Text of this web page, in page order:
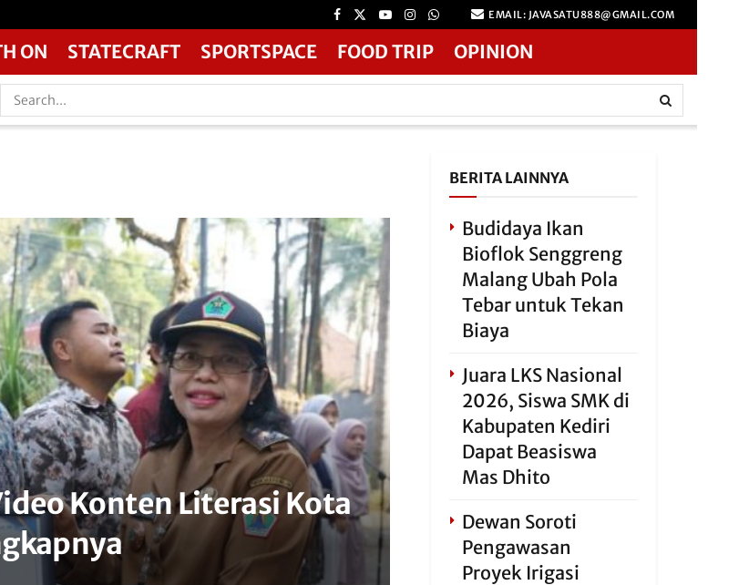
EMAIL: JAVASATU888@GMAIL.COM
ON STATECRAFT SPORTSPACE FOOD TRIP OPINION
Konten Literasi Kota
BERITA LAINNYA
Budidaya Ikan
Bioflok Senggreng
Malang Ubah Pola
Tebar untuk Tekan
Biaya
Juara LKS Nasional
2026, Siswa SMK di
Kabupaten Kediri
Dapat Beasiswa
Mas Dhito
Dewan Soroti
Pengawasan
Proyek Irigasi